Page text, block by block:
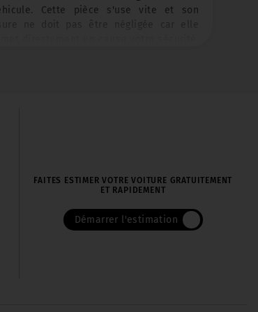
Tous les produits en magasin sont éligibles
FAITES ESTIMER VOTRE VOITURE GRATUITEMENT
ET RAPIDEMENT
Démarrer l'estimation